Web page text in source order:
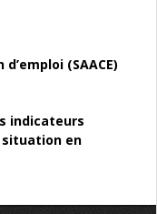
(SAACE)
indicateurs
situation en